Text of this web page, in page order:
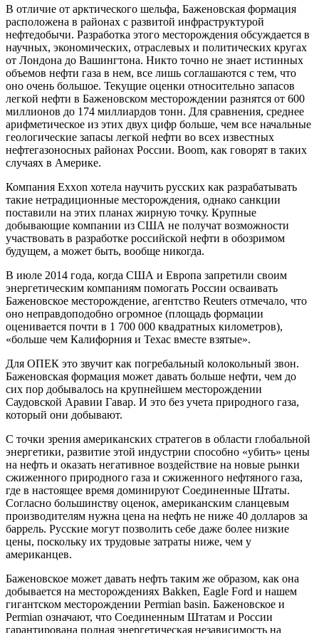
В отличие от арктического шельфа, Баженовская формация
расположена в районах с развитой инфраструктурой
нефтедобычи. Разработка этого месторождения обсуждается в
научных, экономических, отраслевых и политических кругах
от Лондона до Вашингтона. Никто точно не знает истинных
объемов нефти газа в нем, все лишь соглашаются с тем, что
оно очень большое. Текущие оценки относительно запасов
легкой нефти в Баженовском месторождении разнятся от 600
миллионов до 174 миллиардов тонн. Для сравнения, среднее
арифметическое из этих двух цифр больше, чем все начальные
геологические запасы легкой нефти во всех известных
нефтегазоносных районах России. Boom, как говорят в таких
случаях в Америке.
Компания Exxon хотела научить русских как разрабатывать
такие нетрадиционные месторождения, однако санкции
поставили на этих планах жирную точку. Крупные
добывающие компании из США не получат возможности
участвовать в разработке российской нефти в обозримом
будущем, а может быть, вообще никогда.
В июле 2014 года, когда США и Европа запретили своим
энергетическим компаниям помогать России осваивать
Баженовское месторождение, агентство Reuters отмечало, что
оно неправдоподобно огромное (площадь формации
оценивается почти в 1 700 000 квадратных километров),
«больше чем Калифорния и Техас вместе взятые».
Для ОПЕК это звучит как погребальный колокольный звон.
Баженовская формация может давать больше нефти, чем до
сих пор добывалось на крупнейшем месторождении
Саудовской Аравии Гавар. И это без учета природного газа,
который они добывают.
С точки зрения американских стратегов в области глобальной
энергетики, развитие этой индустрии способно «убить» цены
на нефть и оказать негативное воздействие на новые рынки
сжиженного природного газа и сжиженного нефтяного газа,
где в настоящее время доминируют Соединенные Штаты.
Согласно большинству оценок, американским сланцевым
производителям нужна цена на нефть не ниже 40 долларов за
баррель. Русские могут позволить себе даже более низкие
цены, поскольку их трудовые затраты ниже, чем у
американцев.
Баженовское может давать нефть таким же образом, как она
добывается на месторождениях Bakken, Eagle Ford и нашем
гигантском месторождении Permian basin. Баженовское и
Permian означают, что Соединенным Штатам и России
гарантирована полная энергетическая независимость на